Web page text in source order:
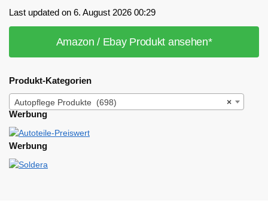
Last updated on 6. August 2026 00:29
Amazon / Ebay Produkt ansehen*
Produkt-Kategorien
×
Autopflege Produkte (698)
Werbung
Werbung